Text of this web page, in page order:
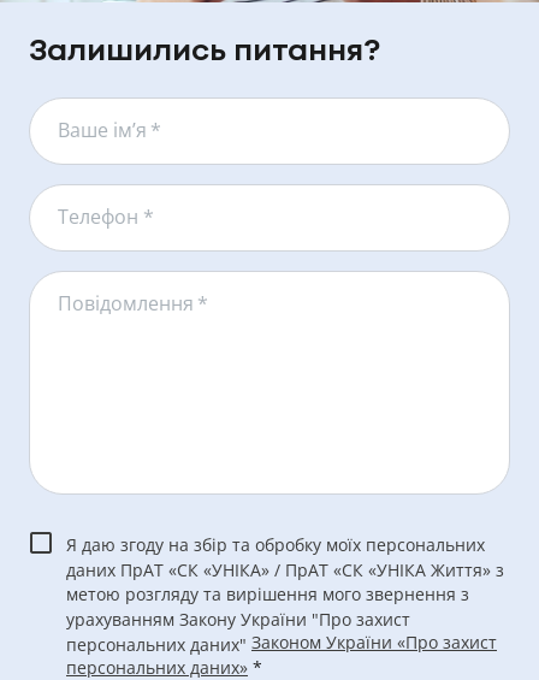
Залишились питання?
Ваше ім’я *
Телефон *
Повідомлення *
Я даю згоду на збір та обробку моїх персональних
даних ПрАТ «СК «УНІКА» / ПрАТ «СК «УНІКА Життя» з
метою розгляду та вирішення мого звернення з
урахуванням Закону України "Про захист
персональних даних" Законом України «Про захист
персональних даних» *